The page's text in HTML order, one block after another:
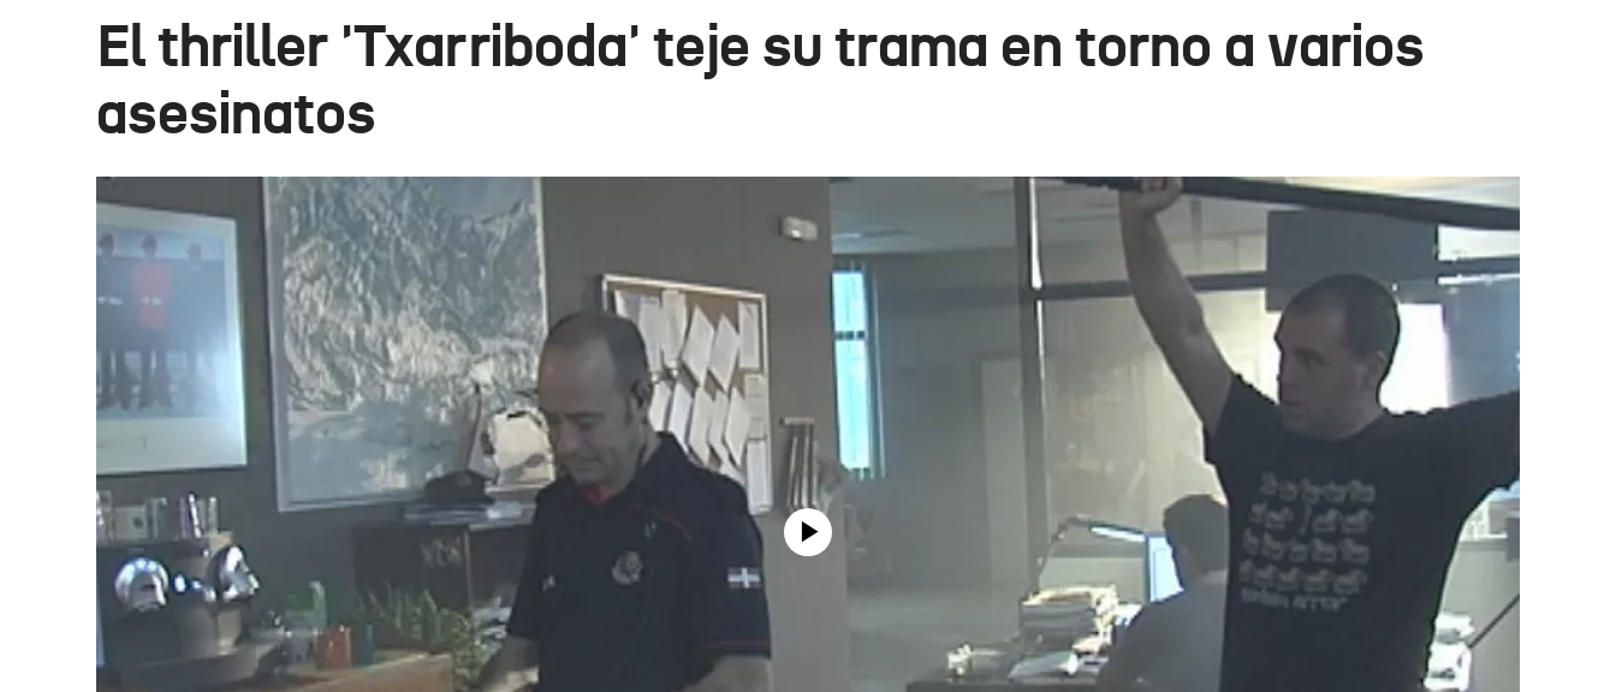
El thriller 'Txarriboda' teje su trama en torno a varios
asesinatos